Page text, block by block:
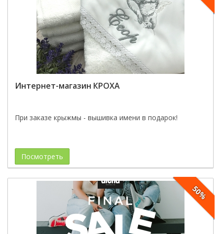
Интернет-магазин КРОХА
При заказе крыжмы - вышивка имени в подарок!
Посмотреть
50%